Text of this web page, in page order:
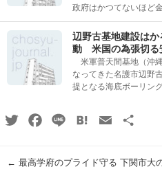
政府はかつてないほど
辺野古基地建設は
動 米国の為張切る
米軍普天間基地（沖
なってきた名護市辺野
提となる海底ボーリン
TwitterFacebook
Line HatenaEmail
← 最高学府のプライド守る 下関市